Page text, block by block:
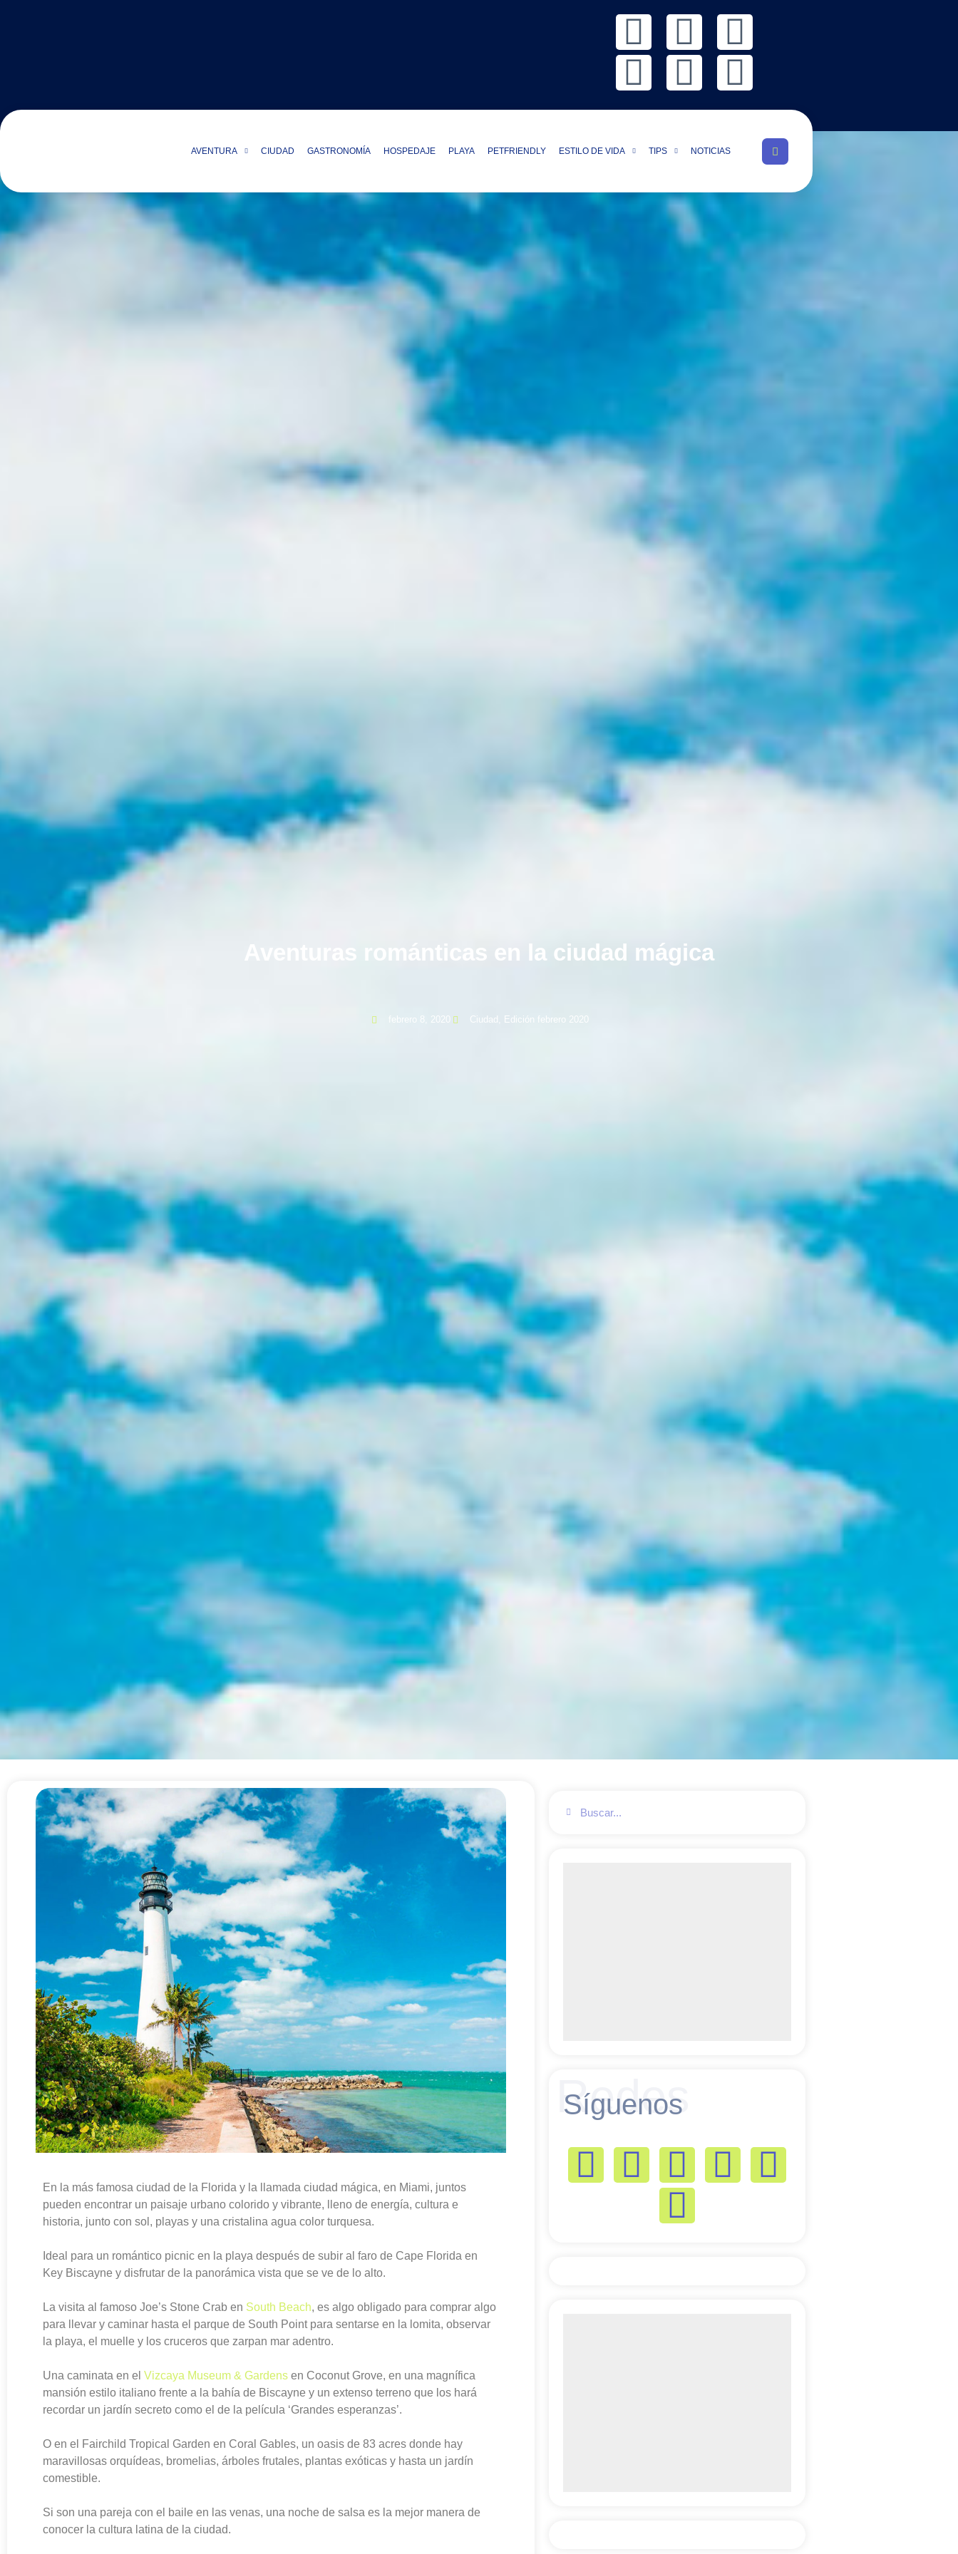
AVENTURA CIUDAD GASTRONOMÍA HOSPEDAJE PLAYA PETFRIENDLY ESTILO DE VIDA TIPS NOTICIAS
Aventuras románticas en la ciudad mágica
febrero 8, 2020 Ciudad Edición febrero 2020
En la más famosa ciudad de la Florida y la llamada ciudad mágica, en Miami, juntos
pueden encontrar un paisaje urbano colorido y vibrante, lleno de energía, cultura e
historia, junto con sol, playas y una cristalina agua color turquesa.
Ideal para un romántico picnic en la playa después de subir al faro de Cape Florida en
Key Biscayne y disfrutar de la panorámica vista que se ve de lo alto.
La visita al famoso Joe’s Stone Crab en South Beach, es algo obligado para comprar algo
para llevar y caminar hasta el parque de South Point para sentarse en la lomita, observar
la playa, el muelle y los cruceros que zarpan mar adentro.
Una caminata en el Vizcaya Museum & Gardens en Coconut Grove, en una magnífica
mansión estilo italiano frente a la bahía de Biscayne y un extenso terreno que los hará
recordar un jardín secreto como el de la película ‘Grandes esperanzas’.
O en el Fairchild Tropical Garden en Coral Gables, un oasis de 83 acres donde hay
maravillosas orquídeas, bromelias, árboles frutales, plantas exóticas y hasta un jardín
comestible.
Si son una pareja con el baile en las venas, una noche de salsa es la mejor manera de
conocer la cultura latina de la ciudad.
Redes
Síguenos